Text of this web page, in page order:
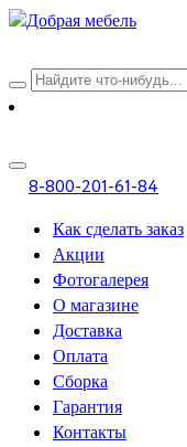
8-800-201-61-84
Как сделать заказ
Акции
Фотогалерея
О магазине
Доставка
Оплата
Сборка
Гарантия
Контакты